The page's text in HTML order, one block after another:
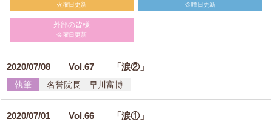
火曜日更新 金曜日更新
外部の皆様
金曜日更新
2020/07/08Vol.67 「涙②」
執筆 名誉院長 早川富博
2020/07/01Vol.66 「涙①」